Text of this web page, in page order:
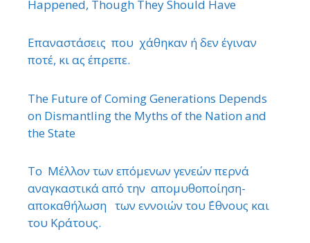
Happened, Though They Should Have
Επαναστάσεις που χάθηκαν ή δεν έγιναν
ποτέ, κι ας έπρεπε.
The Future of Coming Generations Depends
on Dismantling the Myths of the Nation and
the State
Το Μέλλον των επόμενων γενεών περνά
αναγκαστικά από την απομυθοποίηση-
αποκαθήλωση των εννοιών του ΄Εθνους και
του Κράτους.